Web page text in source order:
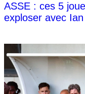
ASSE : ces 5
exploser avec